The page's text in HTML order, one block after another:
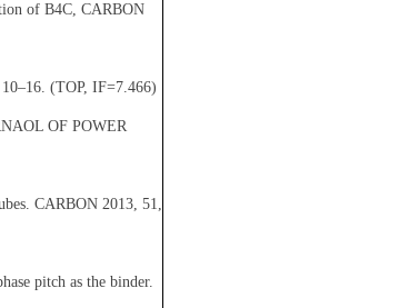
of B4C, CARBON
(TOP, IF=7.466)
OF POWER
CARBON 2013, 51,
pitch as the binder.